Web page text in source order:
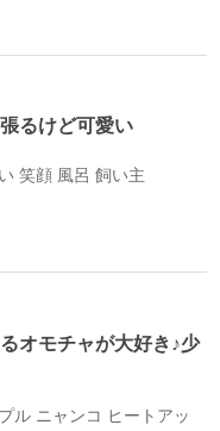
るけど可愛い
笑顔 風呂 飼い主
オモチャが大好き♪少
ル ニャンコ ヒートアッ